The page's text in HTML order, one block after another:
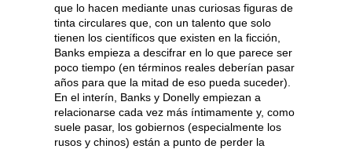
que lo hacen mediante unas curiosas figuras de
tinta circulares que, con un talento que solo
tienen los científicos que existen en la ficción,
Banks empieza a descifrar en lo que parece ser
poco tiempo (en términos reales deberían pasar
años para que la mitad de eso pueda suceder).
En el interín, Banks y Donelly empiezan a
relacionarse cada vez más íntimamente y, como
suele pasar, los gobiernos (especialmente los
rusos y chinos) están a punto de perder la